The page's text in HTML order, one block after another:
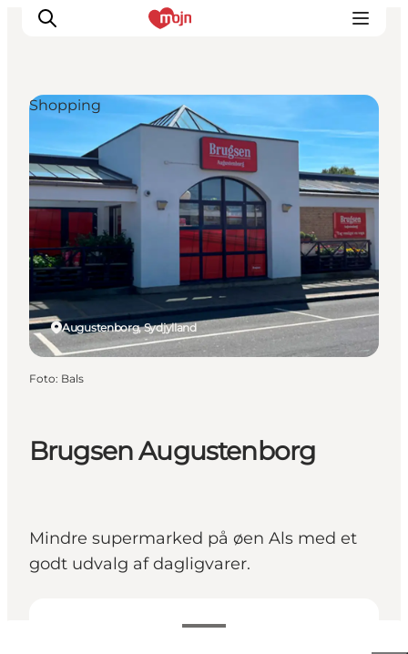
Oplevelser
Byer & Steder
Det sker
Overnatning
Planlæg din ferie
Booking
Brugsen Augustenborg
Mindre supermarked på øen Als med et
godt udvalg af dagligvarer.
Augustenborg, Sydjylland
Shopping
Foto: Bals